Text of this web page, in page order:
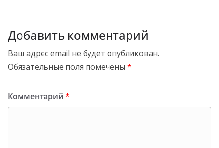
Добавить комментарий
Ваш адрес email не будет опубликован.
Обязательные поля помечены *
Комментарий *